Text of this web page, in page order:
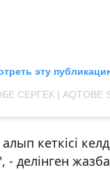
эту
СЕРГЕК | AQTOBE
алып кеткісі
делінген